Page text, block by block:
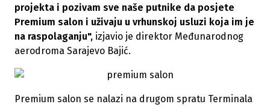
projekta i pozivam sve naše putnike da posjete
Premium salon i uživaju u vrhunskoj usluzi koja im je
na raspolaganju", izjavio je direktor Međunarodnog
aerodroma Sarajevo Bajić.
Premium salon se nalazi na drugom spratu Terminala